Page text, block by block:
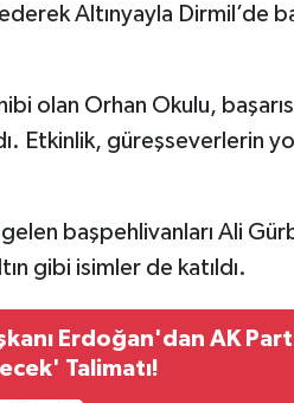
Altınyayla Dirmil’de
olan Orhan Okulu,
Etkinlik, güreşseverlerin
başpehlivanları Ali
gibi isimler de katıldı.
Erdoğan'dan AK
Talimatı!